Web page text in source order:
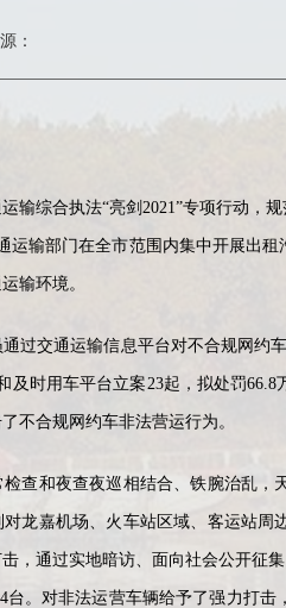
：
综合执法“亮剑2021”专项行动，规
运输部门在全市范围内集中开展出
输环境。
交通运输信息平台对不合规网约车
及时用车平台立案23起，拟处罚
不合规网约车非法营运行为。
和夜查夜巡相结合、铁腕治乱，
龙嘉机场、火车站区域、客运站
，通过实地暗访、面向社会公开征
台。对非法运营车辆给予了强力打